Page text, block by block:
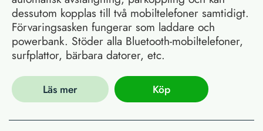
dessutom kopplas till två mobiltelefoner samtidigt.
Förvaringsasken fungerar som laddare och
powerbank. Stöder alla Bluetooth-mobiltelefoner,
surfplattor, bärbara datorer, etc.
Läs mer Köp